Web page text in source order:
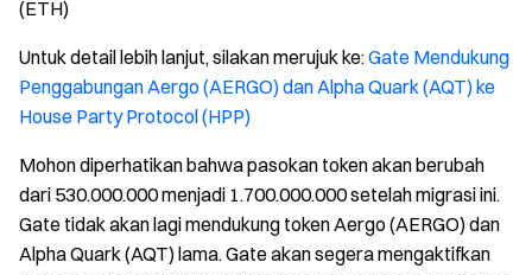
(ETH)
Untuk detail lebih lanjut, silakan merujuk ke:Gate Mendukung
Penggabungan Aergo (AERGO) dan Alpha Quark (AQT) ke
House Party Protocol (HPP)
Mohon diperhatikan bahwa pasokan token akan berubah
dari 530.000.000 menjadi 1.700.000.000 setelah migrasi ini.
Gate tidak akan lagi mendukung token Aergo (AERGO) dan
Alpha Quark (AQT) lama. Gate akan segera mengaktifkan